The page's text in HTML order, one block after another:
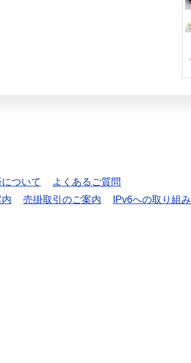
ついて
よくあるご質問
売掛取引のご案内
IPv6への取り組み